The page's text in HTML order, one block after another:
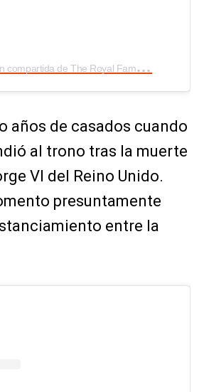
U
na publicación compartida de The Royal Family (@theroyalfamily)
años de casados cuando
al trono tras la muerte
VI del Reino Unido.
presuntamente
entre la